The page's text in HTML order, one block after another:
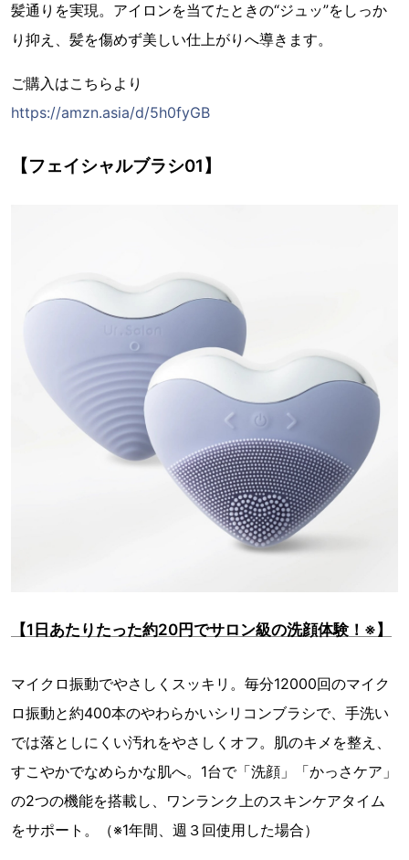
髪通りを実現。アイロンを当てたときの“ジュッ”をしっか
り抑え、髪を傷めず美しい仕上がりへ導きます。
ご購入はこちらより
https://amzn.asia/d/5h0fyGB
【フェイシャルブラシ01】
【1日あたりたった約20円でサロン級の洗顔体験！※】
マイクロ振動でやさしくスッキリ。毎分12000回のマイク
ロ振動と約400本のやわらかいシリコンブラシで、手洗い
では落としにくい汚れをやさしくオフ。肌のキメを整え、
すこやかでなめらかな肌へ。1台で「洗顔」「かっさケア」
の2つの機能を搭載し、ワンランク上のスキンケアタイム
をサポート。（※1年間、週３回使用した場合）